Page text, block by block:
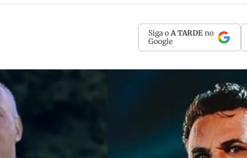
Siga o A TARDE no
Google